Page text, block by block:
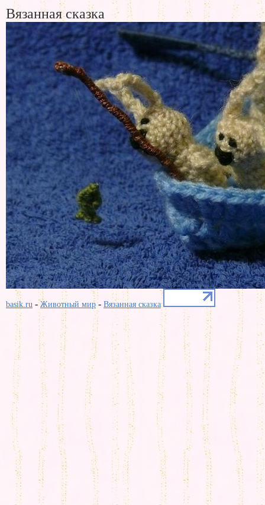
Вязанная сказка
basik.ru -Животный мир- Вязанная сказка